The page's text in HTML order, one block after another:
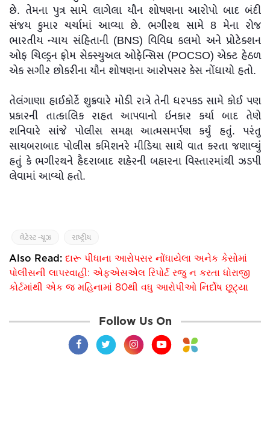
છે. તેમના પુત્ર સામે લાગેલા યૌન શોષણના આરોપો બાદ બંદી
સંજય કુમાર ચર્ચામાં આવ્યા છે. ભગીરથ સામે 8 મેના રોજ
ભારતીય ન્યાય સંહિતાની (BNS) વિવિધ કલમો અને પ્રોટેક્શન
ઓફ ચિલ્ડ્રન ફ્રોમ સેક્સ્યુઅલ ઓફેન્સિસ (POCSO) એક્ટ હેઠળ
એક સગીર છોકરીના યૌન શોષણના આરોપસર કેસ નોંધાયો હતો.
તેલંગાણા હાઈકોર્ટે શુક્રવારે મોડી રાત્રે તેની ધરપકડ સામે કોઈ પણ
પ્રકારની તાત્કાલિક રાહત આપવાનો ઇનકાર કર્યા બાદ તેણે
શનિવારે સાંજે પોલીસ સમક્ષ આત્મસમર્પણ કર્યું હતું. પરંતુ
સાયબરાબાદ પોલીસ કમિશનરે મીડિયા સાથે વાત કરતા જણાવ્યું
હતું કે ભગીરથને હૈદરાબાદ શહેરની બહારના વિસ્તારમાંથી ઝડપી
લેવામાં આવ્યો હતો.
લેટેસ્ટ ન્યૂઝ રાષ્ટ્રીય
Also Read: દારૂ પીધાના આરોપસર નોંધાયેલા અનેક કેસોમાં
પોલીસની લાપરવાહી: એફએસએલ રિપોર્ટ રજુ ન કરતા ધોરાજી
કોર્ટમાંથી એક જ મહિનામાં 80થી વધુ આરોપીઓ નિર્દોષ છૂટ્યા
Follow Us On